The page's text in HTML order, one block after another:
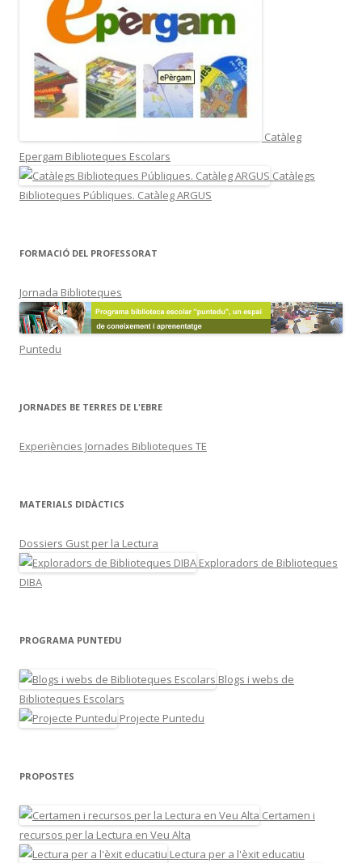
Catàleg
Epergam Biblioteques Escolars
Catàlegs
Biblioteques Públiques. Catàleg ARGUS
FORMACIÓ DEL PROFESSORAT
Jornada Biblioteques
Puntedu
JORNADES BE TERRES DE L'EBRE
Experiències Jornades Biblioteques TE
MATERIALS DIDÀCTICS
Dossiers Gust per la Lectura
Exploradors de Biblioteques
DIBA
PROGRAMA PUNTEDU
Blogs i webs de
Biblioteques Escolars
Projecte Puntedu
PROPOSTES
Certamen i
recursos per la Lectura en Veu Alta
Lectura per a l'èxit educatiu